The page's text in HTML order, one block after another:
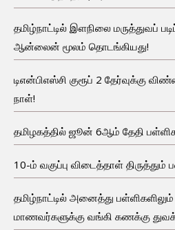
தமிழ்நாட்டில் இளநிலை மருத்துவப்
ஆன்லைன் மூலம் தொடங்கியது!
டிஎன்பிஎஸ்சி குரூப் 2 தேர்வுக்கு
நாள்!
தமிழகத்தில் ஜூன் 6ஆம் தேதி
10-ம் வகுப்பு விடைத்தாள்
தமிழ்நாட்டில் அனைத்து
மாணவர்களுக்கு வங்கி கணக்கு